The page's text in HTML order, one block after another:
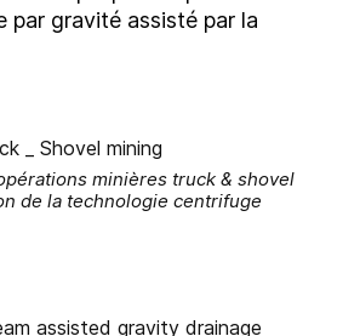
par gravité assisté par la
minières truck & shovel
de la technologie centrifuge